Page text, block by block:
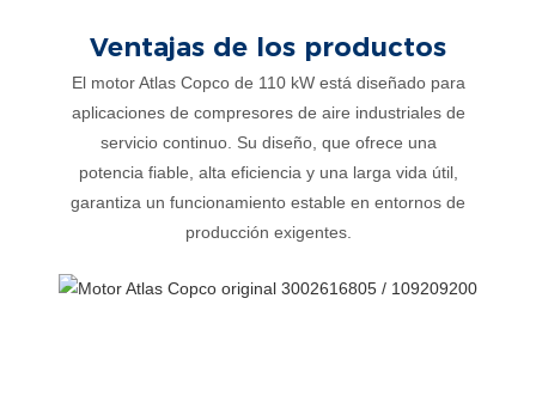
Ventajas de los productos
El motor Atlas Copco de 110 kW está diseñado para
aplicaciones de compresores de aire industriales de
servicio continuo. Su diseño, que ofrece una
potencia fiable, alta eficiencia y una larga vida útil,
garantiza un funcionamiento estable en entornos de
producción exigentes.